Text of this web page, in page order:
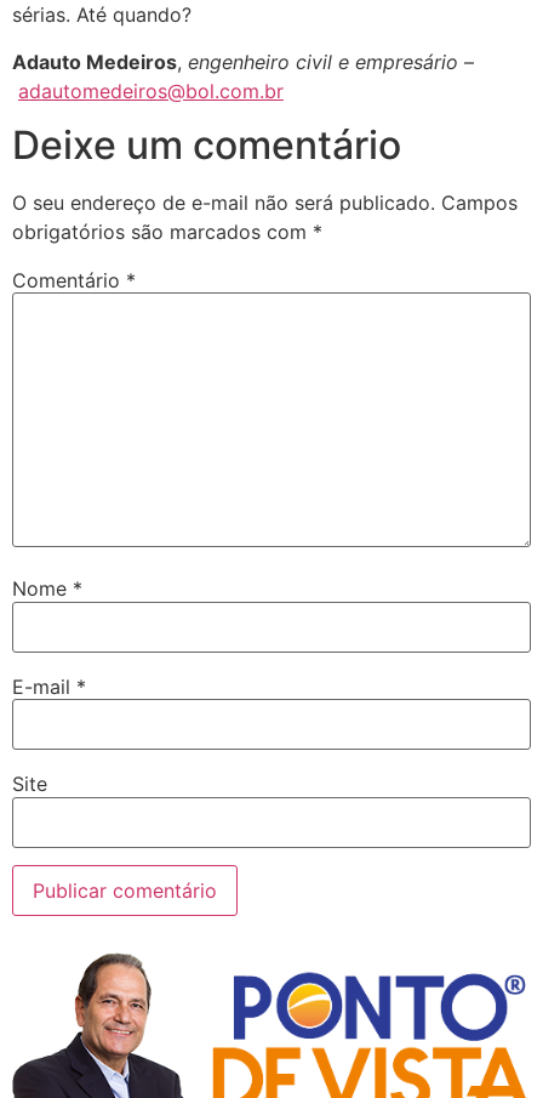
sérias. Até quando?
Adauto Medeiros, engenheiro civil e empresário –
adautomedeiros@bol.com.br
Deixe um comentário
O seu endereço de e-mail não será publicado. Campos
obrigatórios são marcados com *
Comentário *
Nome *
E-mail *
Site